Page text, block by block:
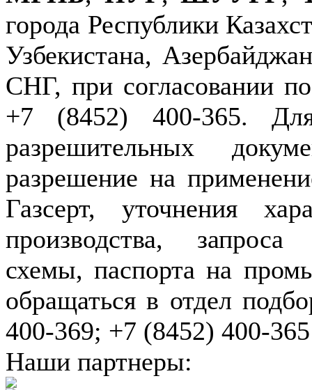
города Республики
Узбекистана,
СНГ, при согласовании
+7 (8452) 400-365.
разрешительных
разрешение на
Газсерт, уточнения
производства,
схемы, паспорта на
обращаться в отдел
400-369; +7 (8452) 400-365
Наши партнеры: